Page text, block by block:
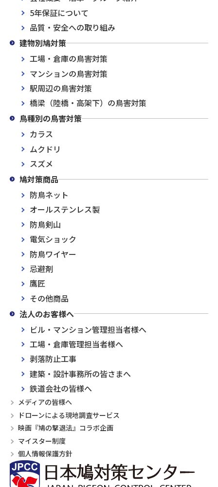
5年保証について
品質・安全への取り組み
建物別鳩対策
工場・倉庫の鳥害対策
マンションの鳥害対策
駅周辺の鳥害対策
橋梁（陸橋・高架下）の鳥害対策
鳥種別の鳥害対策
カラス
ムクドリ
スズメ
鳩対策商品
防鳥ネット
オールステンレス製
防鳥剣山
電気ショック
防鳥ワイヤー
忌避剤
鷹匠
その他商品
法人のお客様へ
ビル・マンション管理担当者様へ
工場・倉庫管理担当者様へ
剥落防止工事
建築・設計事務所の皆さまへ
鉄道会社の皆様へ
メディアの皆様へ
ドローンによる現地調査サービス
映画『鳩の撃退法』コラボ企画
マイスター制度
個人情報保護方針